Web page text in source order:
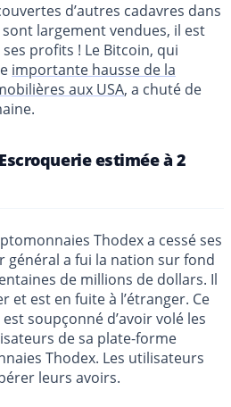
d’autres cadavres dans
largement vendues, il est
profits ! Le Bitcoin, qui
importante hausse de la
aux USA, a chuté de
estimée à 2
Thodex a cessé ses
général a fui la nation sur fond
de millions de dollars. Il
et est en fuite à l’étranger. Ce
soupçonné d’avoir volé les
de sa plate-forme
Thodex. Les utilisateurs
leurs avoirs.